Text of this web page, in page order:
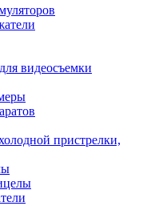
видеосъемки
пристрелки,